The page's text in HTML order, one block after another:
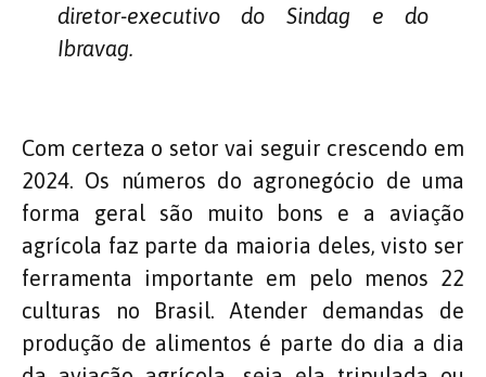
diretor-executivo do Sindag e do
Ibravag.
Com certeza o setor vai seguir crescendo em
2024. Os números do agronegócio de uma
forma geral são muito bons e a aviação
agrícola faz parte da maioria deles, visto ser
ferramenta importante em pelo menos 22
culturas no Brasil. Atender demandas de
produção de alimentos é parte do dia a dia